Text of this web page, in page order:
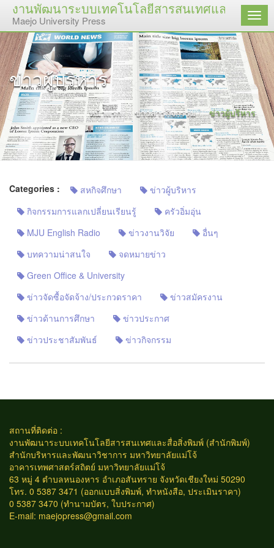
งานพัฒนาระบบเทคโนโลยีสารสนเทศและสื่อสิ่
Maejo University Press เมนู
ข่าวผู้บริหาร
หน้าแรก ข่าวสารกิจกรรม ข่าวผู้บริหาร
Categories : สหกิจศึกษา
ข่าวผู้บริหาร
กิจกรรมการแลกเปลี่ยนเรียนรู้
ครัวอิ่มอุ่น
MJU English Radio
ข่าวงานวิจัย
อื่นๆ
บทความน่าสนใจ
จดหมายข่าว
Green Office & University
ข่าวจัดซื้อจัดจ้าง/ประกวดราคา
ข่าวสมัครงาน
ข่าวด้านการศึกษา
ข่าวประกาศ
ข่าวประชาสัมพันธ์
ข่าวกิจกรรม
สถานที่ติดต่อ :
งานพัฒนาระบบเทคโนโลยีสารสนเทศและสื่อสิ่งพิมพ์ (สำนักพิมพ์)
สำนักบริหารและพัฒนาวิชาการ มหาวิทยาลัยแม่โจ้
อาคารเทพศาสตร์สถิตย์ มหาวิทยาลัยแม่โจ้
63 หมู่ 4 ตำบลหนองหาร อำเภอสันทราย จังหวัดเชียงใหม่ 50290
โทร. 0 5387 3471 (ออกแบบสิ่งพิมพ์, ทำหนังสือ, ประเมินราคา)
0 5387 3470 (ทำนามบัตร, ใบประกาศ)
E-mail: maejopress@gmail.com